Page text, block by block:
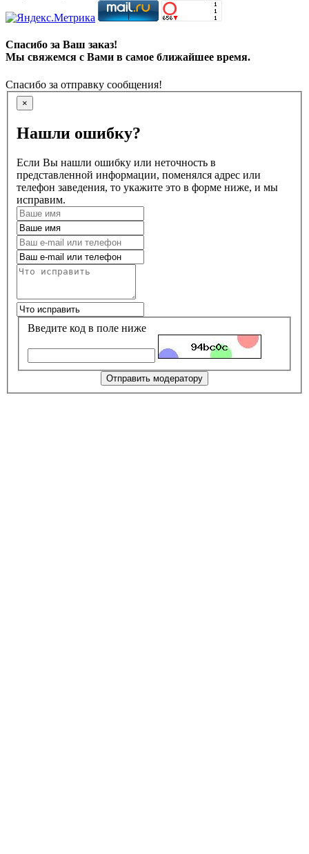
Спасибо за Ваш заказ!
Мы свяжемся с Вами в самое ближайшее время.
Спасибо за отправку сообщения!
×
Нашли ошибку?
Если Вы нашли ошибку или неточность в
представленной информации, поменялся адрес или
телефон заведения, то укажите это в форме ниже, и мы
исправим.
Введите код в поле ниже
Отправить модератору